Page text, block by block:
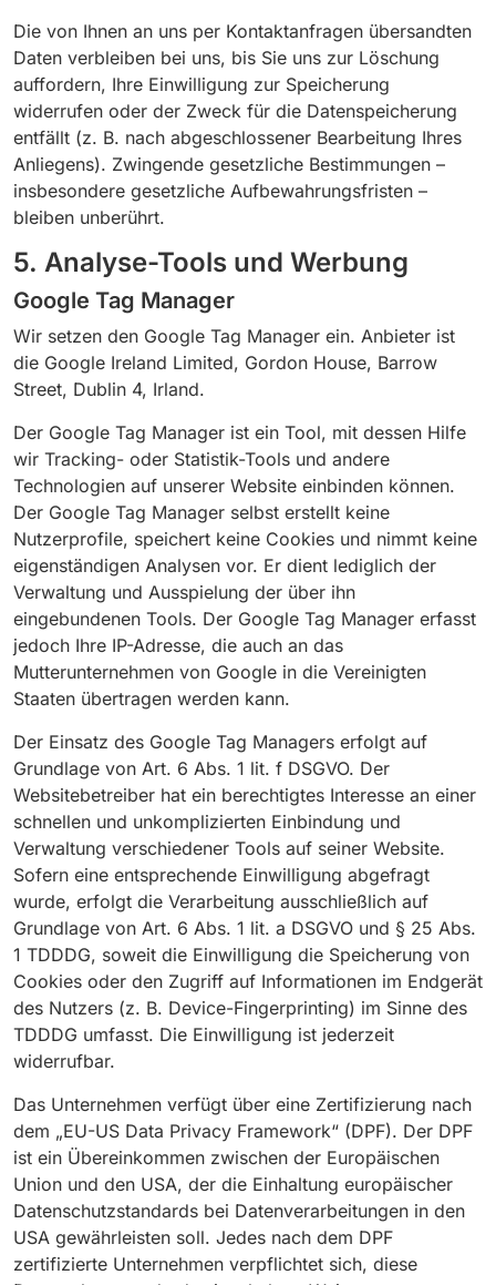
Die von Ihnen an uns per Kontaktanfragen übersandten
Daten verbleiben bei uns, bis Sie uns zur Löschung
auffordern, Ihre Einwilligung zur Speicherung
widerrufen oder der Zweck für die Datenspeicherung
entfällt (z. B. nach abgeschlossener Bearbeitung Ihres
Anliegens). Zwingende gesetzliche Bestimmungen –
insbesondere gesetzliche Aufbewahrungsfristen –
bleiben unberührt.
5. Analyse-Tools und Werbung
Google Tag Manager
Wir setzen den Google Tag Manager ein. Anbieter ist
die Google Ireland Limited, Gordon House, Barrow
Street, Dublin 4, Irland.
Der Google Tag Manager ist ein Tool, mit dessen Hilfe
wir Tracking- oder Statistik-Tools und andere
Technologien auf unserer Website einbinden können.
Der Google Tag Manager selbst erstellt keine
Nutzerprofile, speichert keine Cookies und nimmt keine
eigenständigen Analysen vor. Er dient lediglich der
Verwaltung und Ausspielung der über ihn
eingebundenen Tools. Der Google Tag Manager erfasst
jedoch Ihre IP-Adresse, die auch an das
Mutterunternehmen von Google in die Vereinigten
Staaten übertragen werden kann.
Der Einsatz des Google Tag Managers erfolgt auf
Grundlage von Art. 6 Abs. 1 lit. f DSGVO. Der
Websitebetreiber hat ein berechtigtes Interesse an einer
schnellen und unkomplizierten Einbindung und
Verwaltung verschiedener Tools auf seiner Website.
Sofern eine entsprechende Einwilligung abgefragt
wurde, erfolgt die Verarbeitung ausschließlich auf
Grundlage von Art. 6 Abs. 1 lit. a DSGVO und § 25 Abs.
1 TDDDG, soweit die Einwilligung die Speicherung von
Cookies oder den Zugriff auf Informationen im Endgerät
des Nutzers (z. B. Device-Fingerprinting) im Sinne des
TDDDG umfasst. Die Einwilligung ist jederzeit
widerrufbar.
Das Unternehmen verfügt über eine Zertifizierung nach
dem „EU-US Data Privacy Framework“ (DPF). Der DPF
ist ein Übereinkommen zwischen der Europäischen
Union und den USA, der die Einhaltung europäischer
Datenschutzstandards bei Datenverarbeitungen in den
USA gewährleisten soll. Jedes nach dem DPF
zertifizierte Unternehmen verpflichtet sich, diese